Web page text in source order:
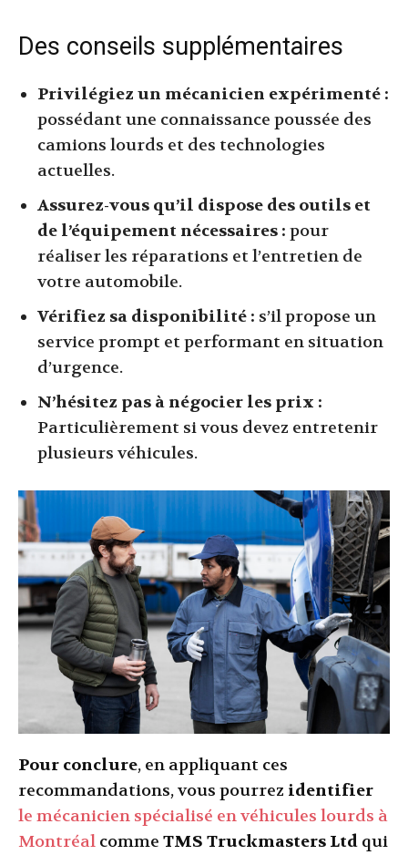
Des conseils supplémentaires
Privilégiez un mécanicien expérimenté :
possédant une connaissance poussée des
camions lourds et des technologies
actuelles.
Assurez-vous qu’il dispose des outils et
de l’équipement nécessaires : pour
réaliser les réparations et l’entretien de
votre automobile.
Vérifiez sa disponibilité : s’il propose un
service prompt et performant en situation
d’urgence.
N’hésitez pas à négocier les prix :
Particulièrement si vous devez entretenir
plusieurs véhicules.
Pour conclure, en appliquant ces
recommandations, vous pourrez identifier
le mécanicien spécialisé en véhicules lourds à
Montréal comme TMS Truckmasters Ltd qui